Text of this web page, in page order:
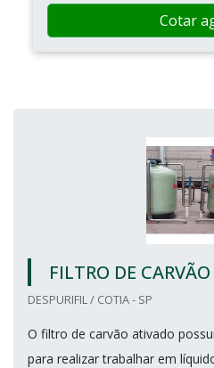
Cotar
FILTRO DE
DESPURIFIL / COTIA - SP
O filtro de carvão ativado
para realizar trabalhar em